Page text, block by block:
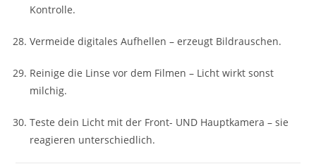
Kontrolle.
Vermeide digitales Aufhellen – erzeugt Bildrauschen.
Reinige die Linse vor dem Filmen – Licht wirkt sonst
milchig.
Teste dein Licht mit der Front- UND Hauptkamera – sie
reagieren unterschiedlich.